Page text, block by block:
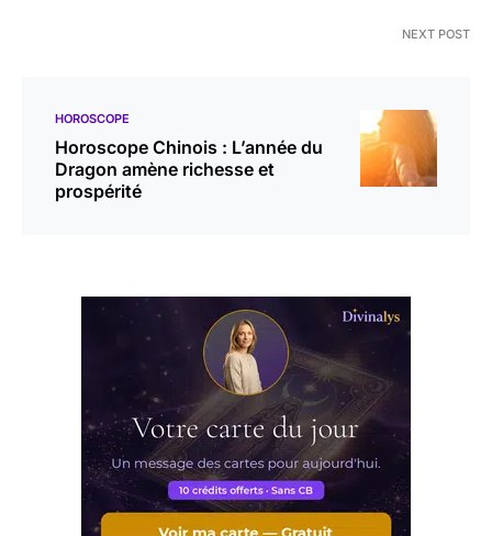
NEXT POST
HOROSCOPE
Horoscope Chinois : L’année du
Dragon amène richesse et
prospérité